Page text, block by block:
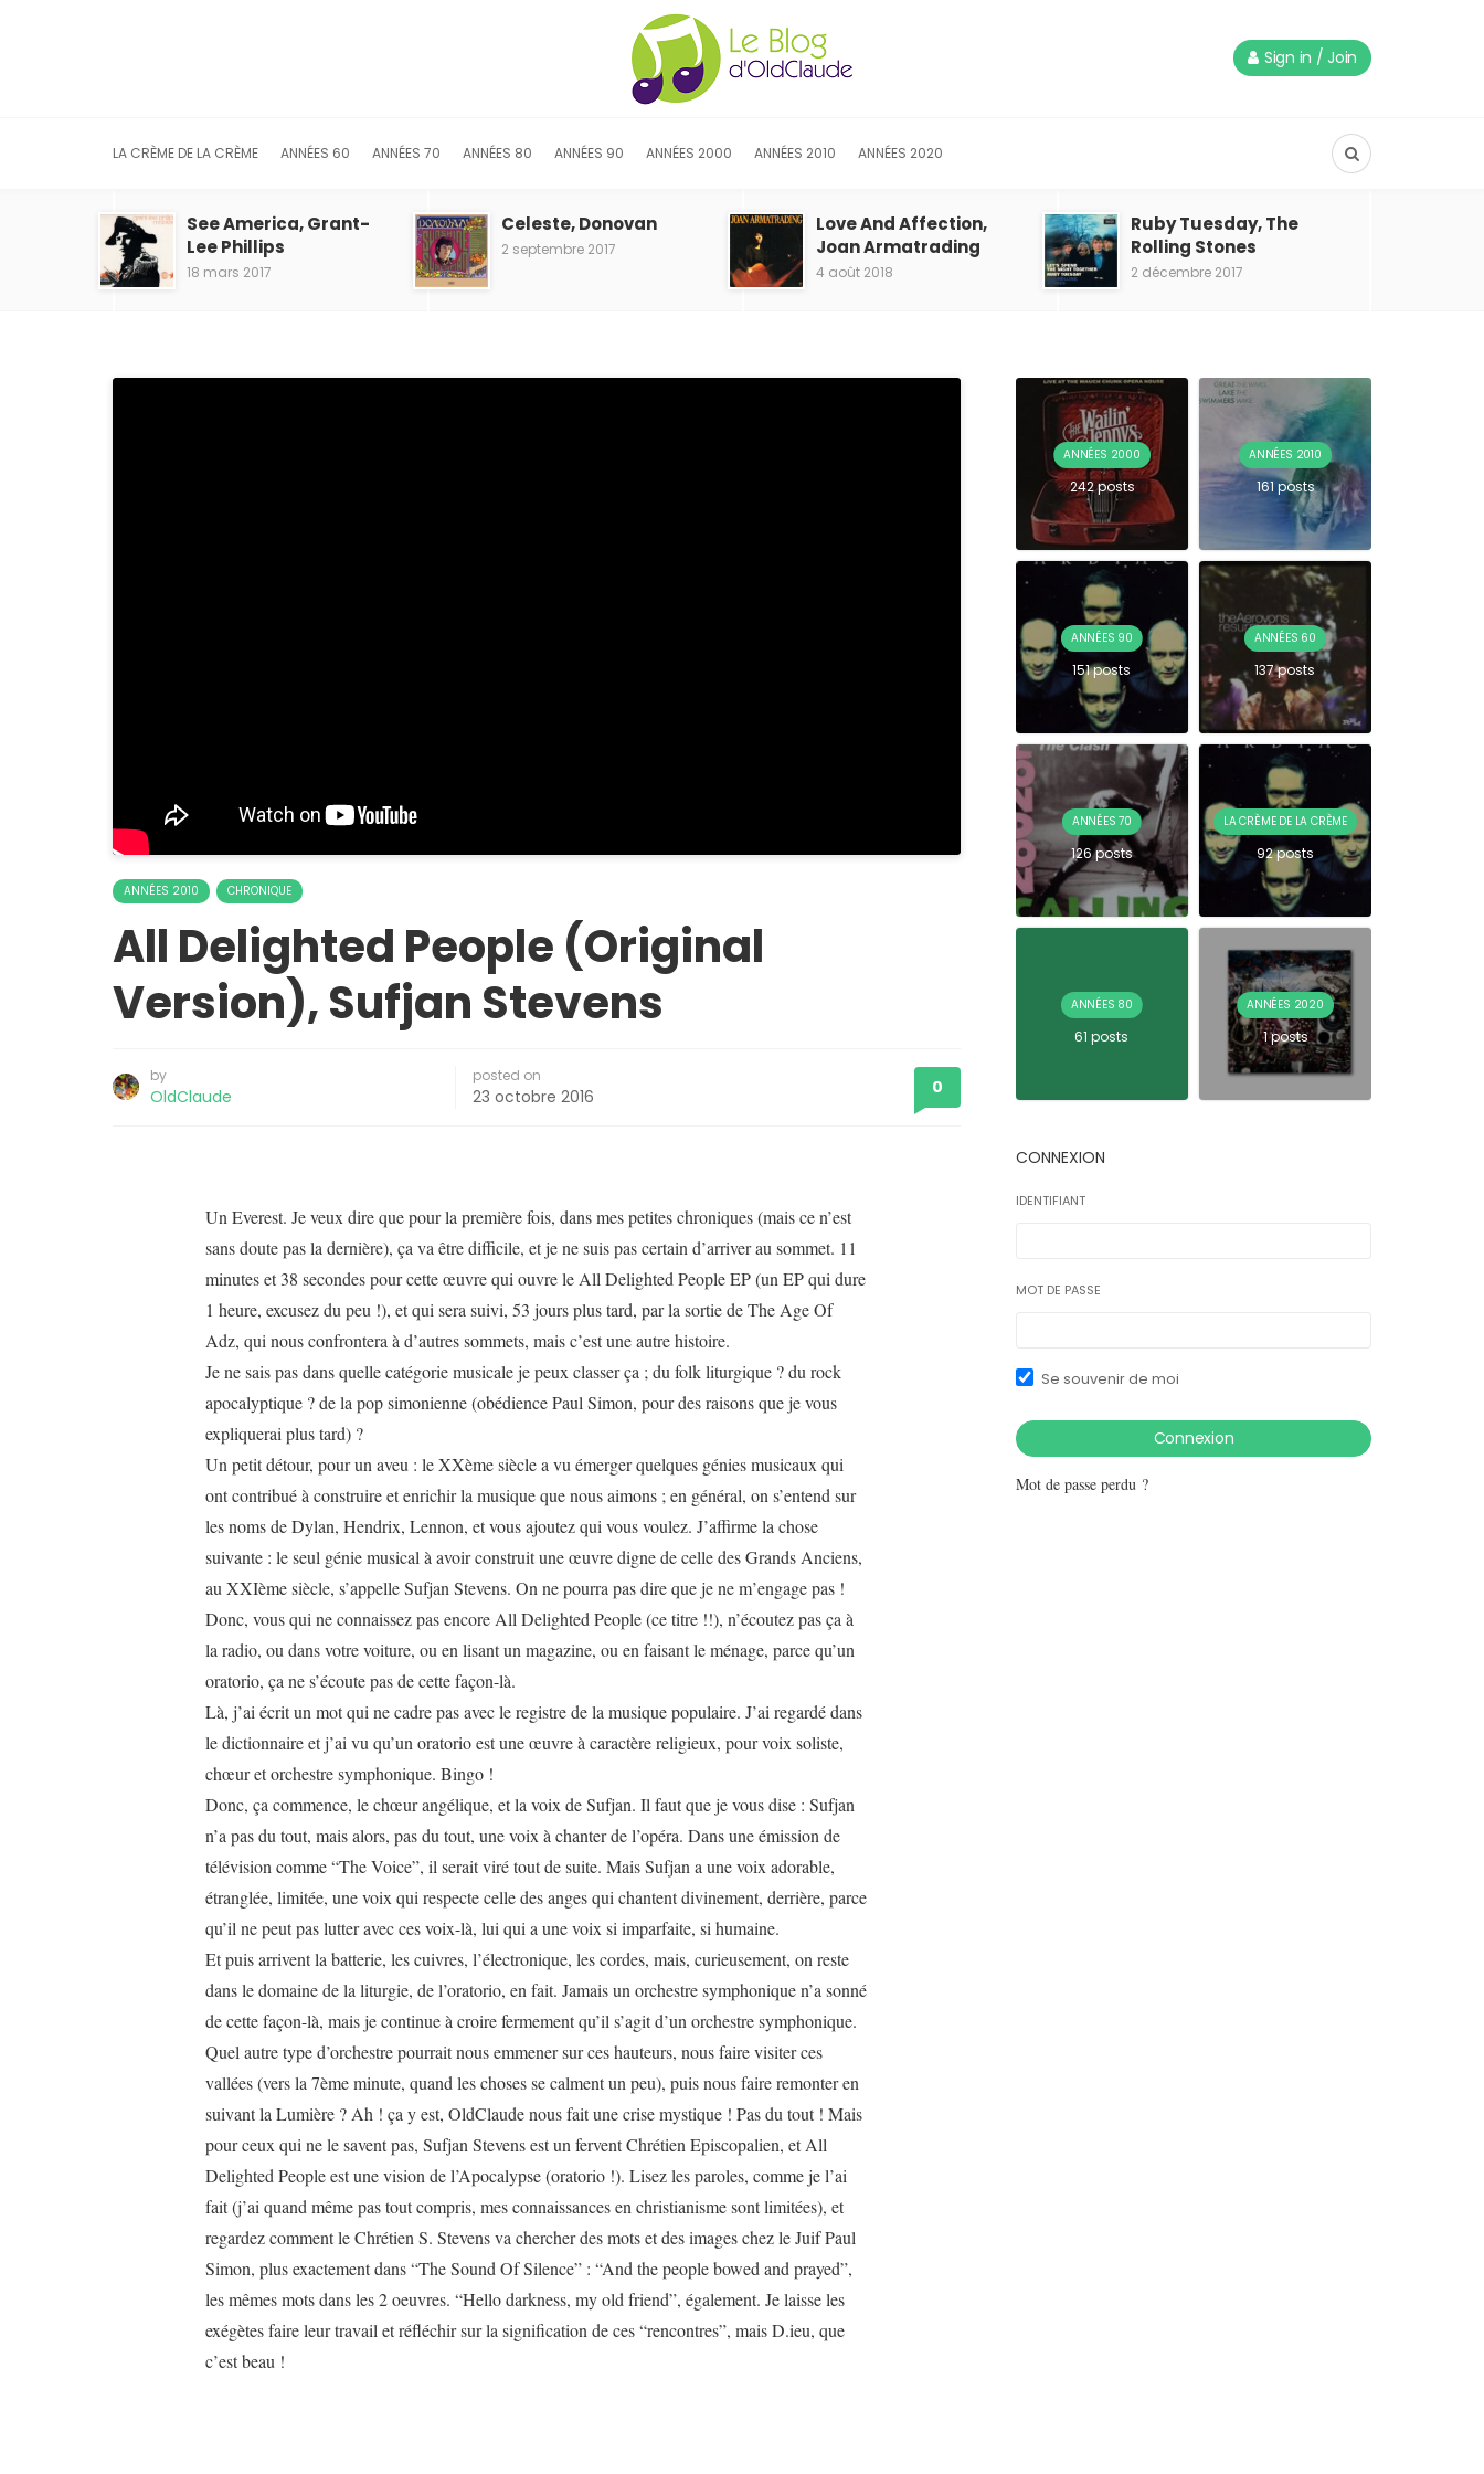
Sign in / Join
LA CRÈME DE LA CRÈME ANNÉES 60 ANNÉES 70 ANNÉES 80 ANNÉES 90 ANNÉES 2000 ANNÉES 2010 ANNÉES 2020
See America, Grant-
Lee Phillips
18 mars 2017
Celeste, Donovan
2 septembre 2017
Love And Affection,
Joan Armatrading
4 août 2018
Ruby Tuesday, The
Rolling Stones
2 décembre 2017
ANNÉES 2010 CHRONIQUE
All Delighted People (Original
Version), Sufjan Stevens
by
OldClaude
posted on
23 octobre 2016 0
Un Everest. Je veux dire que pour la première fois, dans mes petites chroniques (mais ce n’est
sans doute pas la dernière), ça va être difficile, et je ne suis pas certain d’arriver au sommet. 11
minutes et 38 secondes pour cette œuvre qui ouvre le All Delighted People EP (un EP qui dure
1 heure, excusez du peu !), et qui sera suivi, 53 jours plus tard, par la sortie de The Age Of
Adz, qui nous confrontera à d’autres sommets, mais c’est une autre histoire.
Je ne sais pas dans quelle catégorie musicale je peux classer ça ; du folk liturgique ? du rock
apocalyptique ? de la pop simonienne (obédience Paul Simon, pour des raisons que je vous
expliquerai plus tard) ?
Un petit détour, pour un aveu : le XXème siècle a vu émerger quelques génies musicaux qui
ont contribué à construire et enrichir la musique que nous aimons ; en général, on s’entend sur
les noms de Dylan, Hendrix, Lennon, et vous ajoutez qui vous voulez. J’affirme la chose
suivante : le seul génie musical à avoir construit une œuvre digne de celle des Grands Anciens,
au XXIème siècle, s’appelle Sufjan Stevens. On ne pourra pas dire que je ne m’engage pas !
Donc, vous qui ne connaissez pas encore All Delighted People (ce titre !!), n’écoutez pas ça à
la radio, ou dans votre voiture, ou en lisant un magazine, ou en faisant le ménage, parce qu’un
oratorio, ça ne s’écoute pas de cette façon-là.
Là, j’ai écrit un mot qui ne cadre pas avec le registre de la musique populaire. J’ai regardé dans
le dictionnaire et j’ai vu qu’un oratorio est une œuvre à caractère religieux, pour voix soliste,
chœur et orchestre symphonique. Bingo !
Donc, ça commence, le chœur angélique, et la voix de Sufjan. Il faut que je vous dise : Sufjan
n’a pas du tout, mais alors, pas du tout, une voix à chanter de l’opéra. Dans une émission de
télévision comme “The Voice”, il serait viré tout de suite. Mais Sufjan a une voix adorable,
étranglée, limitée, une voix qui respecte celle des anges qui chantent divinement, derrière, parce
qu’il ne peut pas lutter avec ces voix-là, lui qui a une voix si imparfaite, si humaine.
Et puis arrivent la batterie, les cuivres, l’électronique, les cordes, mais, curieusement, on reste
dans le domaine de la liturgie, de l’oratorio, en fait. Jamais un orchestre symphonique n’a sonné
de cette façon-là, mais je continue à croire fermement qu’il s’agit d’un orchestre symphonique.
Quel autre type d’orchestre pourrait nous emmener sur ces hauteurs, nous faire visiter ces
vallées (vers la 7ème minute, quand les choses se calment un peu), puis nous faire remonter en
suivant la Lumière ? Ah ! ça y est, OldClaude nous fait une crise mystique ! Pas du tout ! Mais
pour ceux qui ne le savent pas, Sufjan Stevens est un fervent Chrétien Episcopalien, et All
Delighted People est une vision de l’Apocalypse (oratorio !). Lisez les paroles, comme je l’ai
fait (j’ai quand même pas tout compris, mes connaissances en christianisme sont limitées), et
regardez comment le Chrétien S. Stevens va chercher des mots et des images chez le Juif Paul
Simon, plus exactement dans “The Sound Of Silence” : “And the people bowed and prayed”,
les mêmes mots dans les 2 oeuvres. “Hello darkness, my old friend”, également. Je laisse les
exégètes faire leur travail et réfléchir sur la signification de ces “rencontres”, mais D.ieu, que
c’est beau !
ANNÉES 2000
242 posts
ANNÉES 2010
161 posts
ANNÉES 90
151 posts
ANNÉES 60
137 posts
ANNÉES 70
126 posts
LA CRÈME DE LA CRÈME
92 posts
ANNÉES 80
61 posts
ANNÉES 2020
1 posts
CONNEXION
IDENTIFIANT
MOT DE PASSE
Se souvenir de moi
Mot de passe perdu ?